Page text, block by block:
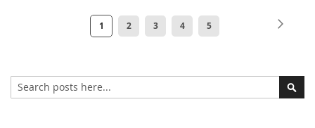
ペ
ー
ペ
を
1
ペ
2
ペ
3
ペ
4
ペ
5
検
索